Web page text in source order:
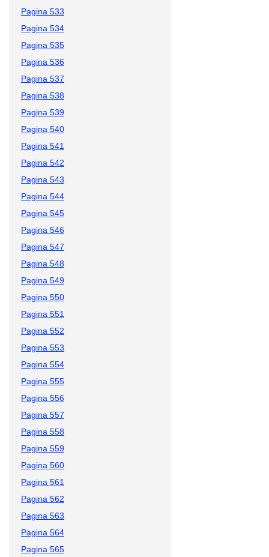
Pagina 533
Pagina 534
Pagina 535
Pagina 536
Pagina 537
Pagina 538
Pagina 539
Pagina 540
Pagina 541
Pagina 542
Pagina 543
Pagina 544
Pagina 545
Pagina 546
Pagina 547
Pagina 548
Pagina 549
Pagina 550
Pagina 551
Pagina 552
Pagina 553
Pagina 554
Pagina 555
Pagina 556
Pagina 557
Pagina 558
Pagina 559
Pagina 560
Pagina 561
Pagina 562
Pagina 563
Pagina 564
Pagina 565